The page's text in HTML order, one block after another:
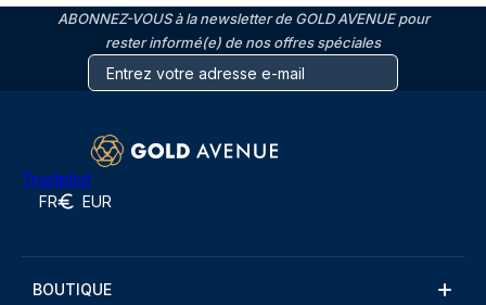
ABONNEZ-VOUS à la newsletter de GOLD AVENUE pour
rester informé(e) de nos offres spéciales
Trustpilot
FR EUR
BOUTIQUE